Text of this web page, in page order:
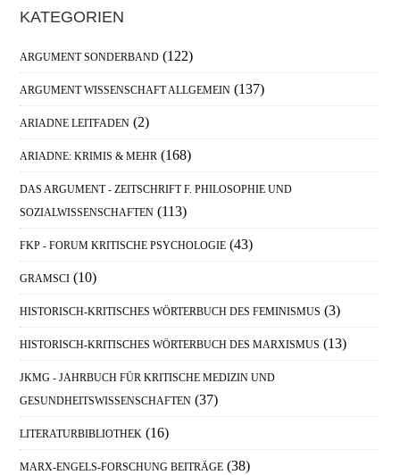
Haupt-
Sidebar
KATEGORIEN
ARGUMENT SONDERBAND (122)
ARGUMENT WISSENSCHAFT ALLGEMEIN (137)
ARIADNE LEITFADEN (2)
ARIADNE: KRIMIS & MEHR (168)
DAS ARGUMENT - ZEITSCHRIFT F. PHILOSOPHIE UND
SOZIALWISSENSCHAFTEN (113)
FKP - FORUM KRITISCHE PSYCHOLOGIE (43)
GRAMSCI (10)
HISTORISCH-KRITISCHES WÖRTERBUCH DES FEMINISMUS (3)
HISTORISCH-KRITISCHES WÖRTERBUCH DES MARXISMUS (13)
JKMG - JAHRBUCH FÜR KRITISCHE MEDIZIN UND
GESUNDHEITSWISSENSCHAFTEN (37)
LITERATURBIBLIOTHEK (16)
MARX-ENGELS-FORSCHUNG BEITRÄGE (38)